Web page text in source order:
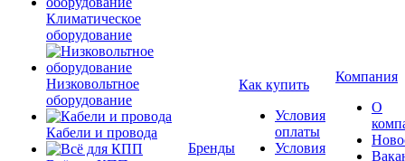
Климатическое
оборудование
Низковольтное
оборудование
Кабели и провода
Бренды
Как купить
Условия
оплаты
Условия
Компания
О